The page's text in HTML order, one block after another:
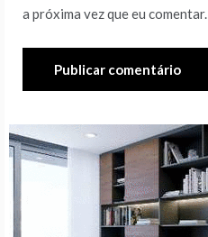
a próxima vez que eu comentar.